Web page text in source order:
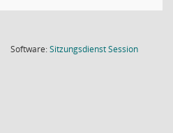
Software:SitzungsdienstSession(Wird in